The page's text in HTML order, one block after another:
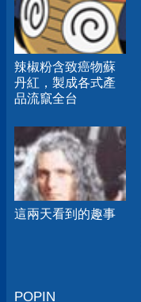
辣椒粉含致癌物蘇
丹紅，製成各式產
品流竄全台
這兩天看到的趣事
POPIN